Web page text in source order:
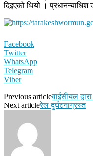
दिइएको थियो ।
Facebook
Twitter
WhatsApp
Telegram
Viber
Previous articleवाईसीयल
Next articleरेल दुर्घटनाग्रस्त